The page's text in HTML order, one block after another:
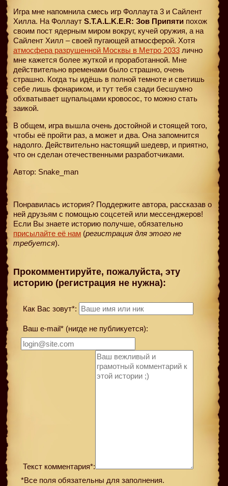
Игра мне напомнила смесь игр Фоллаута 3 и Сайлент
Хилла. На Фоллаут S.T.A.L.K.E.R: Зов Припяти похож
своим пост ядерным миром вокруг, кучей оружия, а на
Сайлент Хилл – своей пугающей атмосферой. Хотя
атмосфера разрушенной Москвы в Метро 2033 лично
мне кажется более жуткой и проработанной. Мне
действительно временами было страшно, очень
страшно. Когда ты идёшь в полной темноте и светишь
себе лишь фонариком, и тут тебя сзади бесшумно
обхватывает щупальцами кровосос, то можно стать
заикой.
В общем, игра вышла очень достойной и стоящей того,
чтобы её пройти раз, а может и два. Она запомнится
надолго. Действительно настоящий шедевр, и приятно,
что он сделан отечественными разработчиками.
Автор: Snake_man
Понравилась история? Поддержите автора, рассказав о
ней друзьям с помощью соцсетей или мессенджеров!
Если Вы знаете историю получше, обязательно
присылайте её нам (регистрация для этого не
требуется).
Прокомментируйте, пожалуйста, эту
историю (регистрация не нужна):
Как Вас зовут*:
Ваш e-mail* (нигде не публикуется):
Текст комментария*:
*Все поля обязательны для заполнения.